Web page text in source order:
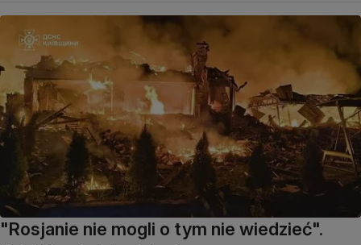
"Rosjanie nie mogli o tym nie wiedzieć".